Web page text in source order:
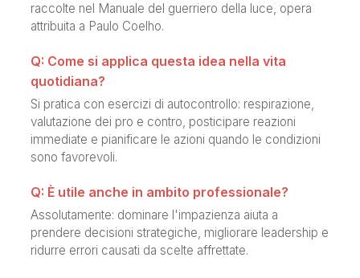
raccolte nel Manuale del guerriero della luce, opera
attribuita a Paulo Coelho.
Q: Come si applica questa idea nella vita
quotidiana?
Si pratica con esercizi di autocontrollo: respirazione,
valutazione dei pro e contro, posticipare reazioni
immediate e pianificare le azioni quando le condizioni
sono favorevoli.
Q: È utile anche in ambito professionale?
Assolutamente: dominare l'impazienza aiuta a
prendere decisioni strategiche, migliorare leadership e
ridurre errori causati da scelte affrettate.